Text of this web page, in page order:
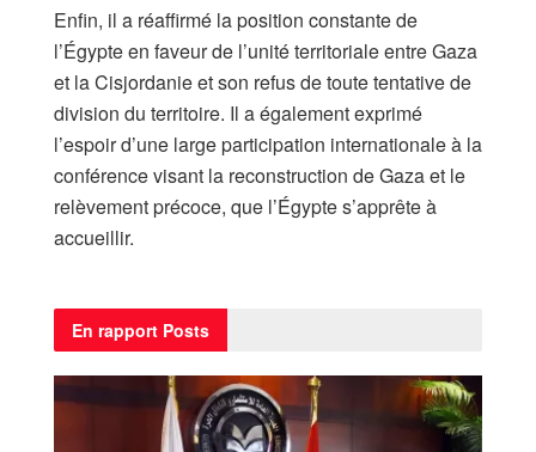
Enfin, il a réaffirmé la position constante de
l’Égypte en faveur de l’unité territoriale entre Gaza
et la Cisjordanie et son refus de toute tentative de
division du territoire. Il a également exprimé
l’espoir d’une large participation internationale à la
conférence visant la reconstruction de Gaza et le
relèvement précoce, que l’Égypte s’apprête à
accueillir.
En rapport Posts